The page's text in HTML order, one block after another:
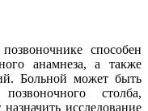
способен
анамнеза, а также
Больной может быть
столба,
исследование